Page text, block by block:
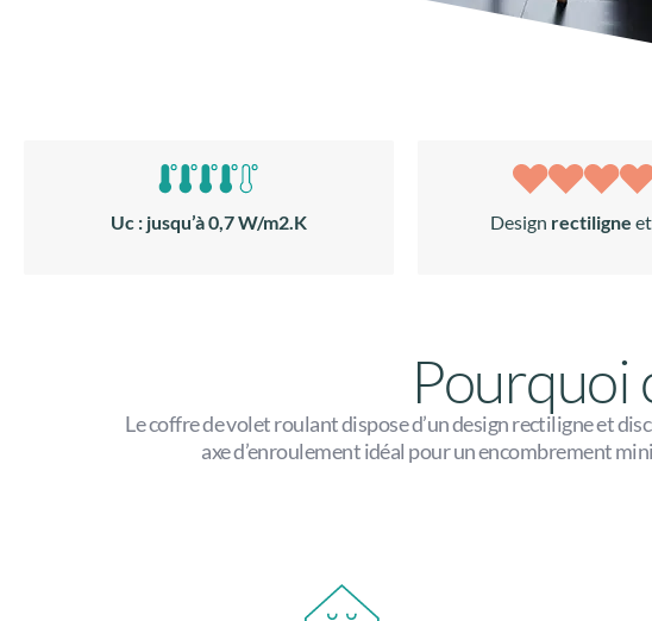
Uc : jusqu’à 0,7 W/m2.K Design rectiligne et
Pourquoi
Le coffre de volet roulant dispose d’un design rectiligne et
axe d’enroulement idéal pour un encombrement